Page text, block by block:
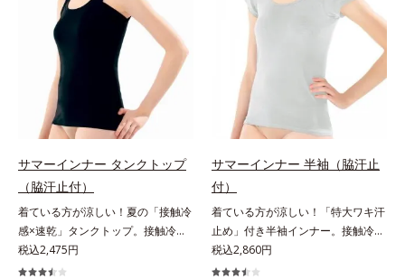
サマーインナー タンクトップ
（脇汗止付）
着ている方が涼しい！夏の「接触冷
感×速乾」タンクトップ。接触冷感
タンクトップこれ1枚着ている方
が、断然涼しくなる！「接触冷感×
税込2,475円
サマーインナー 半袖（脇汗止
付）
着ている方が涼しい！「特大ワキ汗
止め」付き半袖インナー。接触冷感
半袖インナーこれ1枚着ている方
が、断然涼しくなる！「接触冷感×
税込2,860円